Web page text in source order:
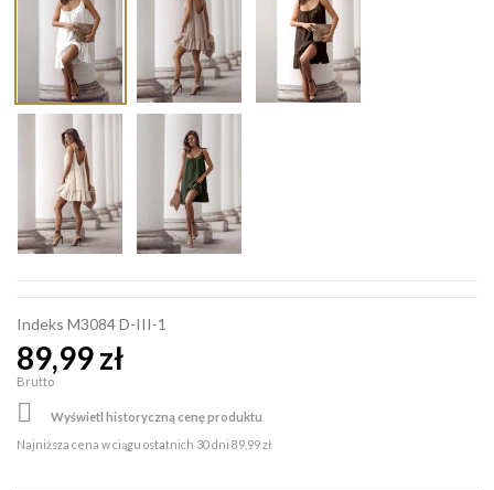
Indeks M3084 D-III-1
89,99 zł
Brutto

Wyświetl historyczną cenę produktu
Najniższa cena w ciągu ostatnich 30 dni 89,99 zł